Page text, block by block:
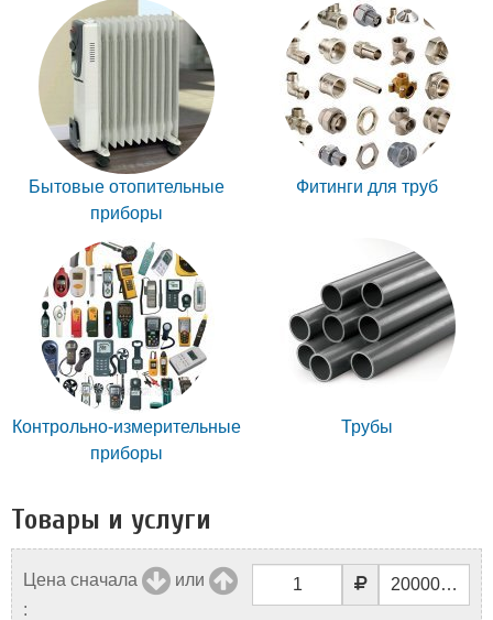
Бытовые отопительные
приборы
Фитинги для труб
Контрольно-измерительные
приборы
Трубы
Товары и услуги
Цена сначала
или
: